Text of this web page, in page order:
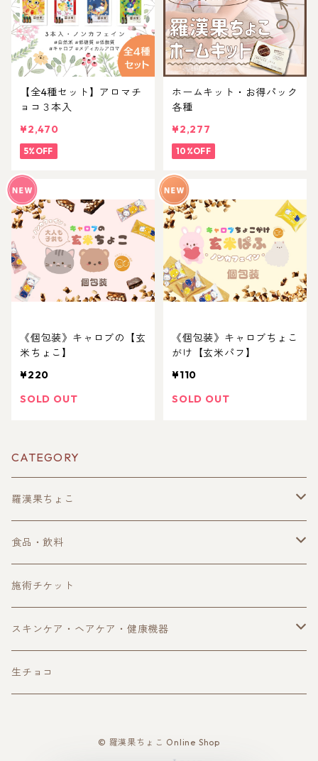
【全4種セット】アロマチ
ョコ３本入
¥2,470
5%OFF
ホームキット・お得パック
各種
¥2,277
10%OFF
《個包装》キャロブの【玄
米ちょこ】
¥220
SOLD OUT
《個包装》キャロブちょこ
がけ【玄米パフ】
¥110
SOLD OUT
CATEGORY
羅漢果ちょこ
単品購入
定期購入
ギフトボックス
アウトレット
食品・飲料
珈琲・ノンカフェイン珈琲
ハーブティー
自然食品
施術チケット
スキンケア・ヘアケア・健康機器
オイル・スキンケア用品
生チョコ
© 羅漢果ちょこ Online Shop